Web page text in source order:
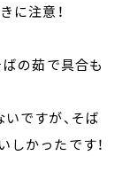
に注意！
の茹で具合も
ですが、そば
かったです！